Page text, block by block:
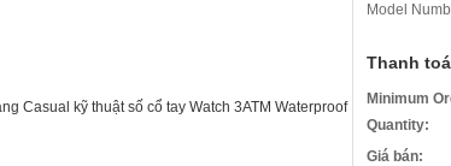
Model
Thanh
Minimum
Quantity:
Giá bán: